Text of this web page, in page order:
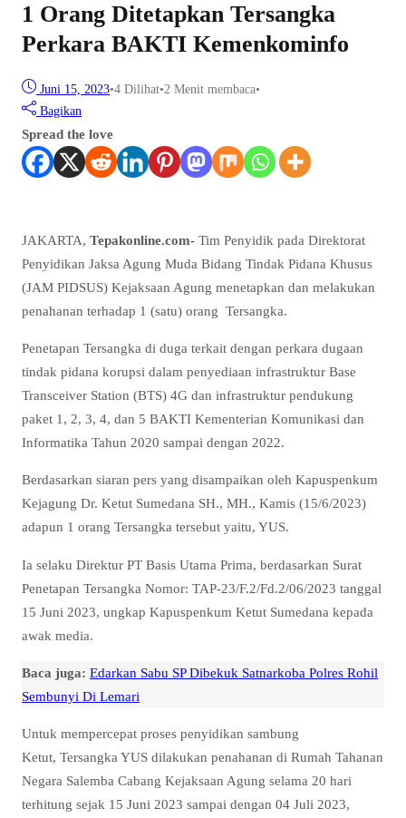
1 Orang Ditetapkan Tersangka
Perkara BAKTI Kemenkominfo
Juni 15, 2023•4 Dilihat•2 Menit membaca•
Bagikan
Spread the love
JAKARTA, Tepakonline.com- Tim Penyidik pada Direktorat
Penyidikan Jaksa Agung Muda Bidang Tindak Pidana Khusus
(JAM PIDSUS) Kejaksaan Agung menetapkan dan melakukan
penahanan terhadap 1 (satu) orang Tersangka.
Penetapan Tersangka di duga terkait dengan perkara dugaan
tindak pidana korupsi dalam penyediaan infrastruktur Base
Transceiver Station (BTS) 4G dan infrastruktur pendukung
paket 1, 2, 3, 4, dan 5 BAKTI Kementerian Komunikasi dan
Informatika Tahun 2020 sampai dengan 2022.
Berdasarkan siaran pers yang disampaikan oleh Kapuspenkum
Kejagung Dr. Ketut Sumedana SH., MH., Kamis (15/6/2023)
adapun 1 orang Tersangka tersebut yaitu, YUS.
Ia selaku Direktur PT Basis Utama Prima, berdasarkan Surat
Penetapan Tersangka Nomor: TAP-23/F.2/Fd.2/06/2023 tanggal
15 Juni 2023, ungkap Kapuspenkum Ketut Sumedana kepada
awak media.
Baca juga: Edarkan Sabu SP Dibekuk Satnarkoba Polres Rohil
Sembunyi Di Lemari
Untuk mempercepat proses penyidikan sambung
Ketut, Tersangka YUS dilakukan penahanan di Rumah Tahanan
Negara Salemba Cabang Kejaksaan Agung selama 20 hari
terhitung sejak 15 Juni 2023 sampai dengan 04 Juli 2023,